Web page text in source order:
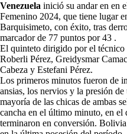
Venezuela inició su andar en en
Femenino 2024, que tiene lugar
Barquisimeto, con éxito, tras
marcador de 77 puntos por 43 .
El quinteto dirigido por el
Roberli Pérez, Greidysmar
Cabeza y Estefani Pérez.
Los primeros minutos fueron de
ansias, los nervios y la presión
mayoría de las chicas de ambas
cancha en el último minuto, en el
terminaron en conversión.